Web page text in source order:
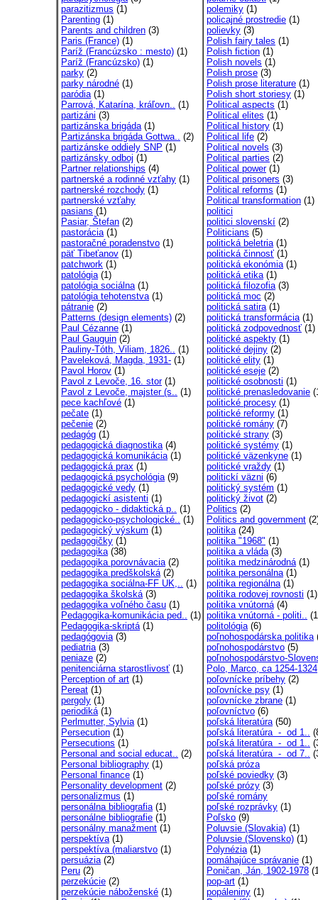
parazitizmus (1)
Parenting (1)
Parents and children (3)
Paris (France) (1)
Paríž (Francúzsko : mesto) (1)
Paríž (Francúzsko) (1)
parky (2)
parky národné (1)
paródia(1)
Parrová, Katarína, kráľovn.. (1)
partizáni (3)
partizánska brigáda(1)
Partizánska brigáda Gottwa.. (2)
partizánske oddiely SNP (1)
partizánsky odboj (1)
Partner relationships (4)
partnerské a rodinné vzťahy (1)
partnerské rozchody (1)
partnerské vzťahy
pasians (1)
Pasiar, Štefan (2)
pastorácia(1)
pastoračné poradenstvo (1)
päť Tibeťanov (1)
patchwork (1)
patológia(1)
patológia sociálna(1)
patológia tehotenstva(1)
pátranie (2)
Patterns (design elements) (2)
Paul Cézanne (1)
Paul Gauguin (2)
Pauliny-Tóth, Viliam, 1826.. (1)
Paveleková, Magda, 1931- (1)
Pavol Horov (1)
Pavol z Levoče, 16. stor(1)
Pavol z Levoče, majster (s.. (1)
pece kachľové (1)
pečate (1)
pečenie (2)
pedagóg (1)
pedagogická diagnostika(4)
pedagogická komunikácia(1)
pedagogická prax (1)
pedagogická psychológia(9)
pedagogické vedy (1)
pedagogickí asistenti (1)
pedagogicko - didaktická p.. (1)
pedagogicko-psychologické.. (1)
pedagogický výskum (1)
pedagogičky (1)
pedagogika(38)
pedagogika porovnávacia(2)
pedagogika predškolská(2)
pedagogika sociálna-FF UK,.. (1)
pedagogika školská(3)
pedagogika voľného času (1)
Pedagogika-komunikácia ped.. (1)
Pedagogika-skriptá(1)
pedagógovia(3)
pediatria(3)
peniaze (2)
penitenciárna starostlivosť (1)
Perception of art (1)
Pereat (1)
pergoly (1)
periodiká(1)
Perlmutter, Sylvia(1)
Persecution (1)
Persecutions (1)
Personal and social educat.. (2)
Personal bibliography (1)
Personal finance (1)
Personality development (2)
personalizmus (1)
personálna bibliografia(1)
personálne bibliografie (1)
personálny manažment (1)
perspektíva(1)
perspektíva (maliarstvo (1)
persuázia(2)
Peru (2)
perzekúcie (2)
perzekúcie náboženské (1)
polemiky (1)
policajné prostredie (1)
polievky (3)
Polish fairy tales (1)
Polish fiction (1)
Polish novels (1)
Polish prose (3)
Polish prose literature (1)
Polish short storiesy (1)
Political aspects (1)
Political elites (1)
Political history (1)
Political life (2)
Political novels (3)
Political parties (2)
Political power(1)
Political prisoners (3)
Political reforms (1)
Political transformation (1)
politici
politici slovenskí (2)
Politicians (5)
politická beletria(1)
politická činnosť (1)
politická ekonómia(1)
politická etika(1)
politická filozofia(3)
politická moc (2)
politická satira(1)
politická transformácia(1)
politická zodpovednosť (1)
politické aspekty (1)
politické dejiny (2)
politické elity (1)
politické eseje (2)
politické osobnosti (1)
politické prenasledovanie
politické procesy (1)
politické reformy (1)
politické romány (7)
politické strany (3)
politické systémy (1)
politické väzenkyne (1)
politické vraždy (1)
politickí väzni (6)
politický systém (1)
politický život (2)
Politics (2)
Politics and government
politika(24)
politika "1968" (1)
politika a vláda(3)
politika medzinárodná(1)
politika personálna(1)
politika regionálna(1)
politika rodovej rovnosti (1)
politika vnútorná(4)
politika vnútorná - politi..
politológia(6)
poľnohospodárska politika
poľnohospodárstvo (5)
poľnohospodárstvo-
Polo, Marco, ca 1254-1324
poľovnícke príbehy (2)
poľovnícke psy (1)
poľovnícke zbrane (1)
poľovníctvo (6)
poľská literatúra(50)
poľská literatúra - od 1..
poľská literatúra - od 1..
poľská literatúra - od 7..
poľská próza
poľské poviedky (3)
poľské prózy (3)
poľské romány
poľské rozprávky (1)
Poľsko (9)
Poluvsie (Slovakia) (1)
Poluvsie (Slovensko) (1)
Polynézia(1)
pomáhajúce správanie (1)
Poničan, Ján, 1902-1978
pop-art (1)
popáleniny (1)